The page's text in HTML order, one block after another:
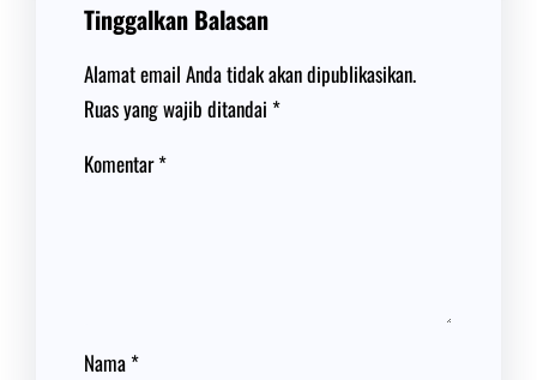
Tinggalkan Balasan
Alamat email Anda tidak akan dipublikasikan.
Ruas yang wajib ditandai *
Komentar*
Nama *